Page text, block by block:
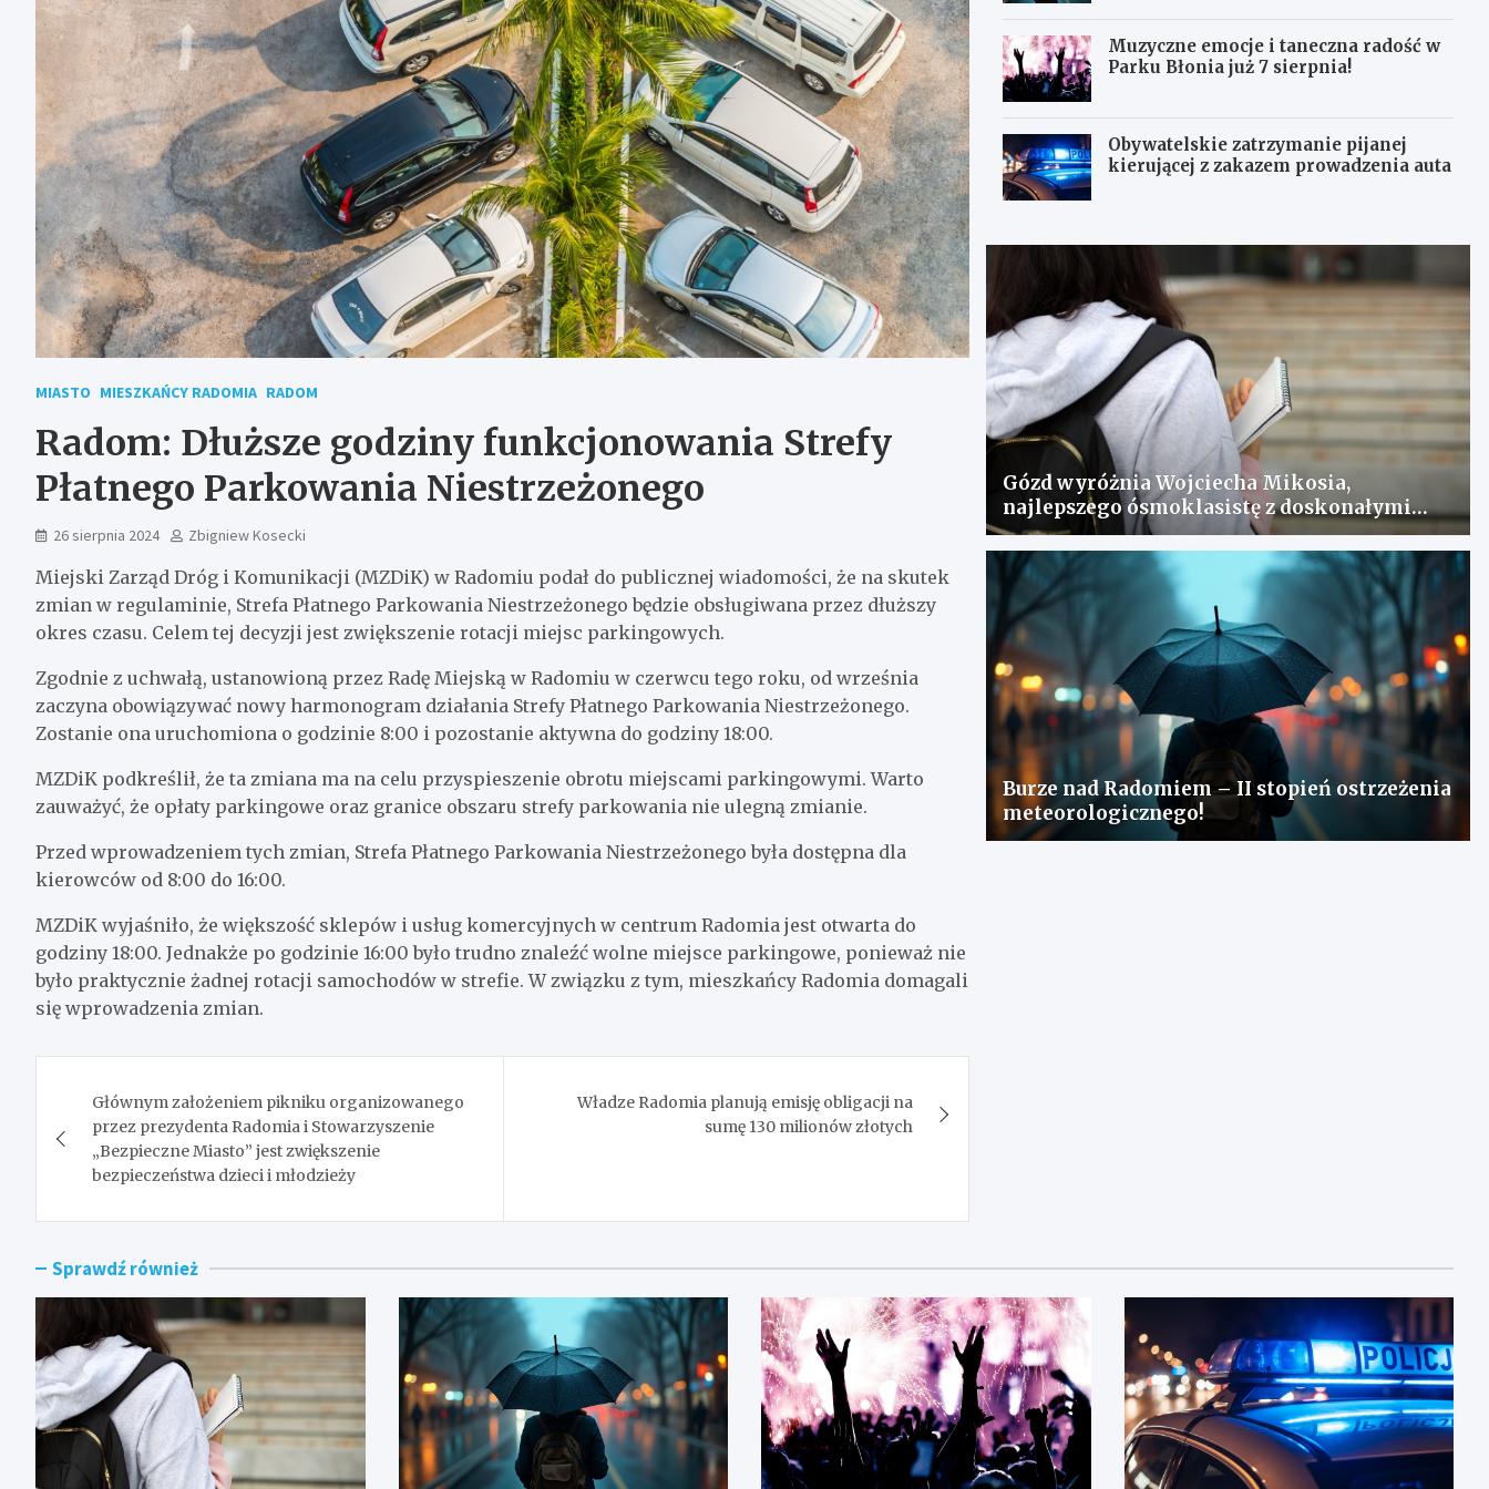
MIASTO MIESZKAŃCY RADOMIA RADOM
Radom: Dłuższe godziny funkcjonowania Strefy
Płatnego Parkowania Niestrzeżonego
26 sierpnia 2024 Zbigniew Kosecki
Miejski Zarząd Dróg i Komunikacji (MZDiK) w Radomiu podał do publicznej wiadomości, że na skutek
zmian w regulaminie, Strefa Płatnego Parkowania Niestrzeżonego będzie obsługiwana przez dłuższy
okres czasu. Celem tej decyzji jest zwiększenie rotacji miejsc parkingowych.
Zgodnie z uchwałą, ustanowioną przez Radę Miejską w Radomiu w czerwcu tego roku, od września
zaczyna obowiązywać nowy harmonogram działania Strefy Płatnego Parkowania Niestrzeżonego.
Zostanie ona uruchomiona o godzinie 8:00 i pozostanie aktywna do godziny 18:00.
MZDiK podkreślił, że ta zmiana ma na celu przyspieszenie obrotu miejscami parkingowymi. Warto
zauważyć, że opłaty parkingowe oraz granice obszaru strefy parkowania nie ulegną zmianie.
Przed wprowadzeniem tych zmian, Strefa Płatnego Parkowania Niestrzeżonego była dostępna dla
kierowców od 8:00 do 16:00.
MZDiK wyjaśniło, że większość sklepów i usług komercyjnych w centrum Radomia jest otwarta do
godziny 18:00. Jednakże po godzinie 16:00 było trudno znaleźć wolne miejsce parkingowe, ponieważ nie
było praktycznie żadnej rotacji samochodów w strefie. W związku z tym, mieszkańcy Radomia domagali
się wprowadzenia zmian.
wpisu
Głównym założeniem pikniku organizowanego
przez prezydenta Radomia i Stowarzyszenie
„Bezpieczne Miasto” jest zwiększenie
bezpieczeństwa dzieci i młodzieży
Władze Radomia planują emisję obligacji na
sumę 130 milionów złotych
Muzyczne emocje i taneczna radość w
Parku Błonia już 7 sierpnia!
Obywatelskie zatrzymanie pijanej
kierującej z zakazem prowadzenia auta
Gózd wyróżnia Wojciecha Mikosia,
najlepszego ósmoklasistę z doskonałymi
wynikami!
Burze nad Radomiem – II stopień ostrzeżenia
meteorologicznego!
Sprawdź również